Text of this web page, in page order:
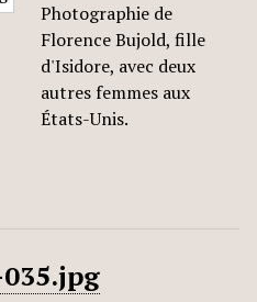
Photographie de
Florence Bujold, fille
d'Isidore, avec deux
autres femmes aux
États-Unis.